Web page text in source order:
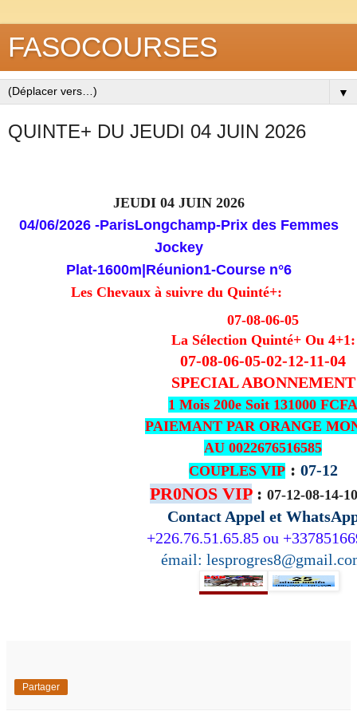
FASOCOURSES
▼
QUINTE+ DU JEUDI 04 JUIN 2026
JEUDI 04 JUIN 2026
04/06/2026-ParisLongchamp-Prix des Femmes
Jockey
Plat-1600m|Réunion1-Coursen°6
Les Chevaux à suivre du Quinté+:
07-08-06-05
La Sélection Quinté+ Ou 4+1:
07-08-06-05-02-12-11-04
SPECIAL ABONNEMENT
1 Mois 200e Soit 131000 FCFA
PAIEMANT PAR ORANGE
AU 0022676516585
COUPLES VIP: 07-12
PR0NOS VIP: 07-12-08-14-
Contact Appel et
+226.76.51.65.85 ou
émail:
Partager